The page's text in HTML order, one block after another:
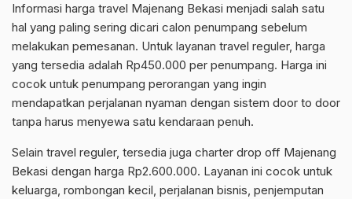
Informasi harga travel Majenang Bekasi menjadi salah satu
hal yang paling sering dicari calon penumpang sebelum
melakukan pemesanan. Untuk layanan travel reguler, harga
yang tersedia adalah Rp450.000 per penumpang. Harga ini
cocok untuk penumpang perorangan yang ingin
mendapatkan perjalanan nyaman dengan sistem door to door
tanpa harus menyewa satu kendaraan penuh.
Selain travel reguler, tersedia juga charter drop off Majenang
Bekasi dengan harga Rp2.600.000. Layanan ini cocok untuk
keluarga, rombongan kecil, perjalanan bisnis, penjemputan